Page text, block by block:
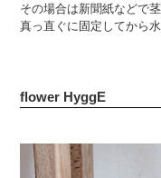
その場合は新聞紙などで
真っ直ぐに固定してから
flower HyggE